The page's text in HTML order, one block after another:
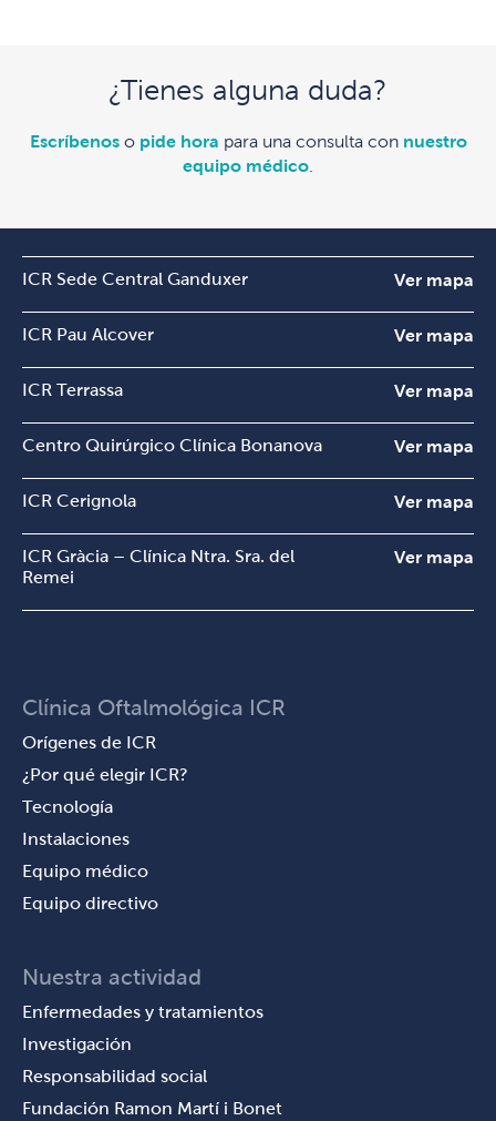
¿Tienes alguna duda?
Escríbenoso pide hora para una consulta con nuestro
equipo médico
ICR Sede Central Ganduxer Ver mapa
ICR Pau Alcover Ver mapa
ICR Terrassa Ver mapa
Centro Quirúrgico Clínica Bonanova Ver mapa
ICR Cerignola Ver mapa
ICR Gràcia – Clínica Ntra. Sra. del
Remei
Ver mapa
Clínica Oftalmológica ICR
Orígenes de ICR
¿Por qué elegir ICR?
Tecnología
Instalaciones
Equipo médico
Equipo directivo
Nuestra actividad
Enfermedades y tratamientos
Investigación
Responsabilidad social
Fundación Ramon Martí i Bonet